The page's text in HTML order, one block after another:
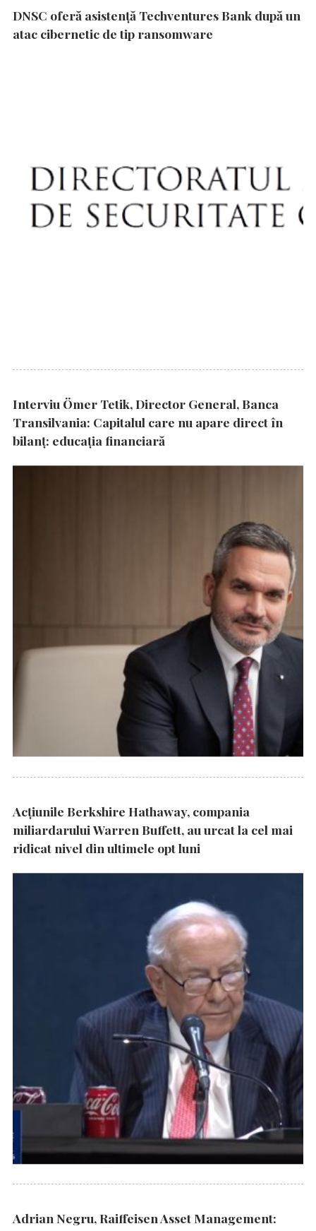
DNSC oferă asistență Techventures Bank după un
atac cibernetic de tip ransomware
Interviu Ömer Tetik, Director General, Banca
Transilvania: Capitalul care nu apare direct în
bilanț: educația financiară
Acțiunile Berkshire Hathaway, compania
miliardarului Warren Buffett, au urcat la cel mai
ridicat nivel din ultimele opt luni
Adrian Negru, Raiffeisen Asset Management: